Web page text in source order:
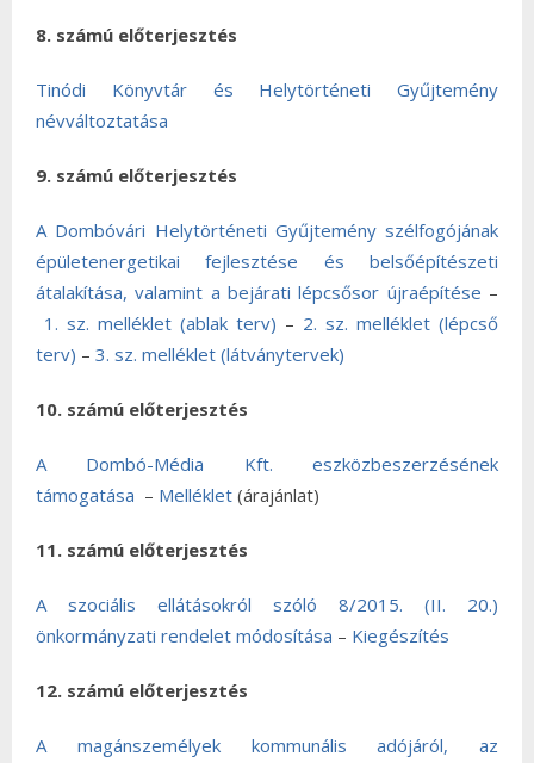
8. számú előterjesztés
Tinódi Könyvtár és Helytörténeti Gyűjtemény
névváltoztatása
9. számú előterjesztés
A Dombóvári Helytörténeti Gyűjtemény szélfogójának
épületenergetikai fejlesztése és belsőépítészeti
átalakítása, valamint a bejárati lépcsősor újraépítése –
1. sz. melléklet (ablak terv) – 2. sz. melléklet (lépcső
terv) – 3. sz. melléklet (látványtervek)
10. számú előterjesztés
A Dombó-Média Kft. eszközbeszerzésének
támogatása – Melléklet (árajánlat)
11. számú előterjesztés
A szociális ellátásokról szóló 8/2015. (II. 20.)
önkormányzati rendelet módosítása – Kiegészítés
12. számú előterjesztés
A magánszemélyek kommunális adójáról, az